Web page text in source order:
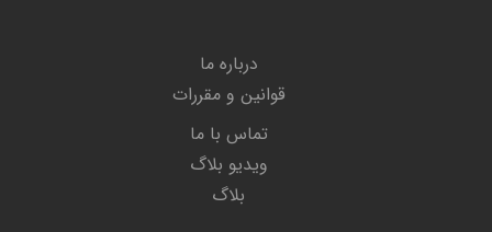
درباره ما
قوانین و مقررات
تماس با ما
ویدیو بلاگ
بلاگ